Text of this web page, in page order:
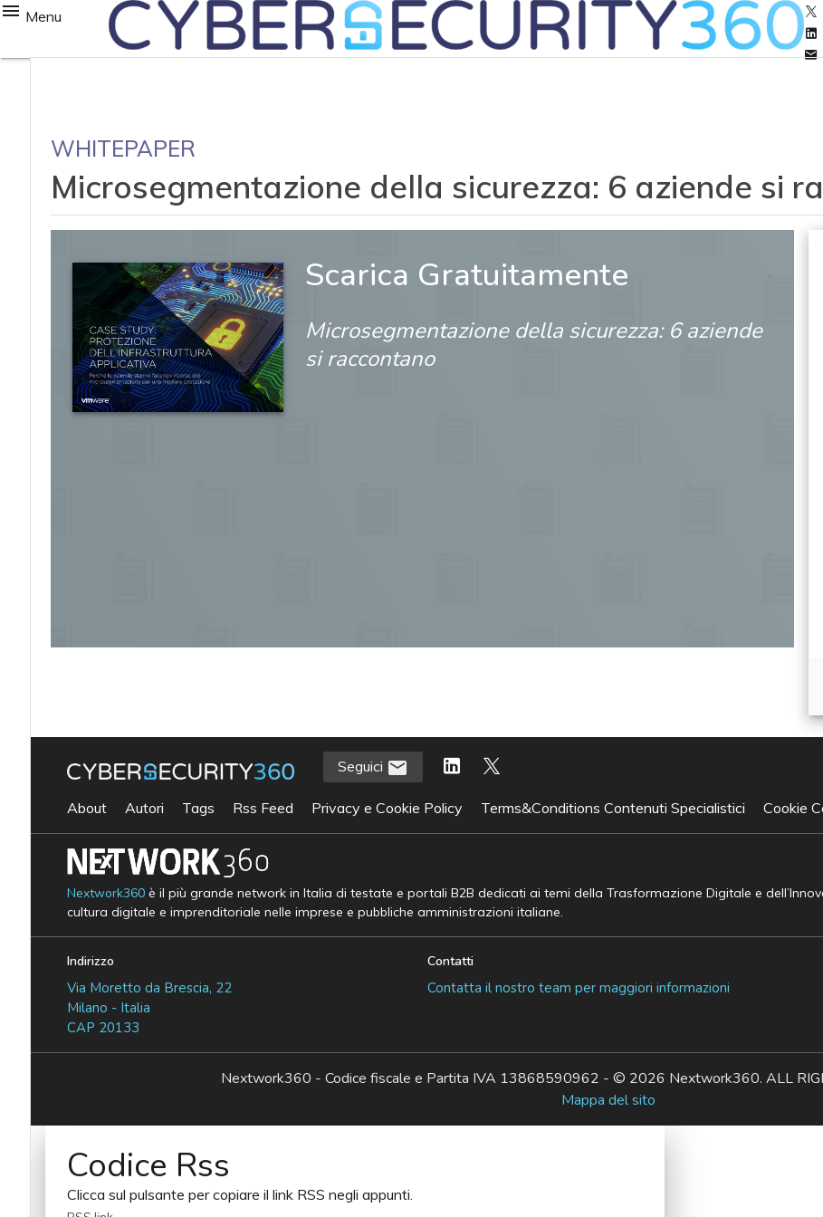
Menu
WHITEPAPER
Microsegmentazione della sicurezza: 6 aziende si
Scarica Gratuitamente
Microsegmentazione della sicurezza: 6 aziende
si raccontano
Seguici
About Autori Tags Rss Feed Privacy e Cookie Policy Terms&Conditions Contenuti Specialistici Cookie
Nextwork360è il più grande network in Italia di testate e portali B2B dedicati ai temi della Trasformazione Digitale e
cultura digitale e imprenditoriale nelle imprese e pubbliche amministrazioni italiane.
Indirizzo
Via Moretto da Brescia, 22
Milano - Italia
CAP 20133
Contatti
Contatta il nostro team per maggiori informazioni
Nextwork360 - Codice fiscale e Partita IVA 13868590962 - © 2026 Nextwork360. ALL
Mappa del sito
Codice Rss
Clicca sul pulsante per copiare il link RSS negli appunti.